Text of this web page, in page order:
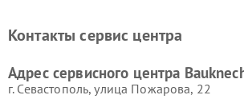
Контакты сервис центра
Адрес сервисного центра
г. Севастополь, улица Пожарова, 22